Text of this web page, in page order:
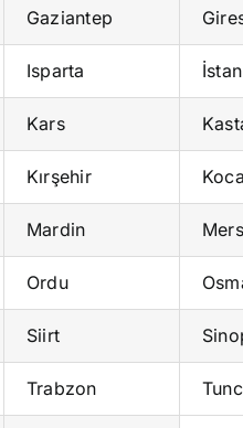
Gaziantep
Isparta
Kars
Kırşehir
Mardin
Ordu
Siirt
Trabzon